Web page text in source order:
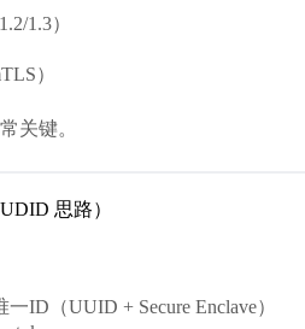
1.3）
）
关键。
思路）
ID（UUID + Secure Enclave）